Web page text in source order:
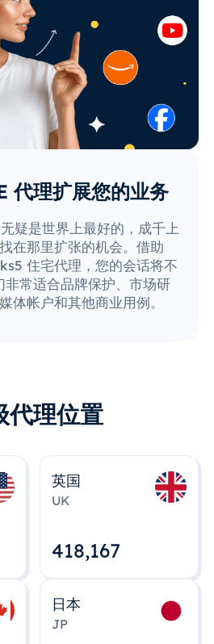
代理扩展您的业务
疑是世界上最好的，成千上
在那里扩张的机会。借助
住宅代理，您的会话将不
非常适合品牌保护、市场研
体帐户和其他商业用例。
代理位置
英国
UK
418,167
日本
JP